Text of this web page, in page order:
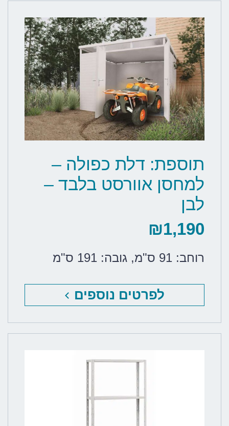
תוספת: דלת כפולה –
למחסן אוורסט בלבד –
לבן
₪1,190
רוחב: 91 ס"מ , גובה: 191 ס"מ
לפרטים נוספים